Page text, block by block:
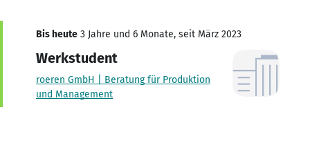
Bis heute 3 Jahre und 6 Monate, seit März 2023
Werkstudent
roeren GmbH | Beratung für Produktion
und Management